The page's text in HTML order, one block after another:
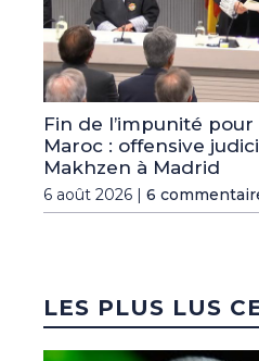
Fin de l’impunité pour
Maroc : offensive
Makhzen à Madrid
6 août 2026 | 6
LES PLUS LUS